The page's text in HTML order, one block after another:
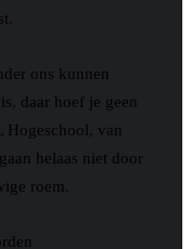
ons kunnen
daar hoef je geen
Hogeschool, van
helaas niet door
roem.